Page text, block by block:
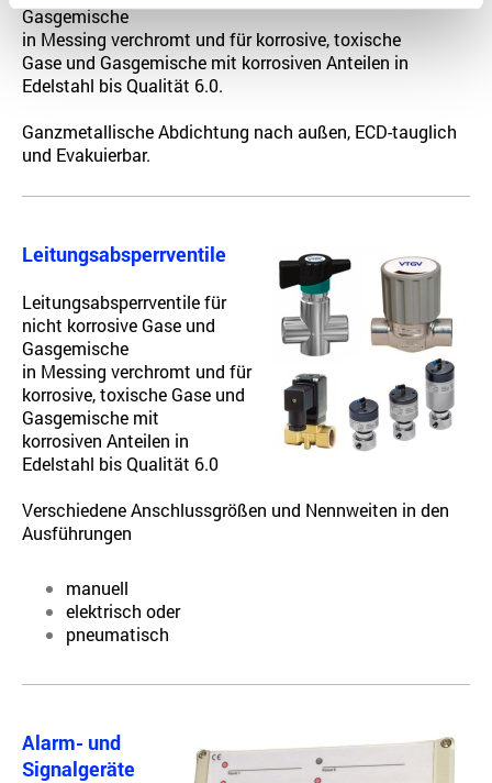
Gasgemische
in Messing verchromt und für korrosive, toxische
Gase und Gasgemische mit korrosiven Anteilen in
Edelstahl bis Qualität 6.0.
Ganzmetallische Abdichtung nach außen, ECD-tauglich
und Evakuierbar.
Leitungsabsperrventile
Leitungsabsperrventile für
nicht korrosive Gase und
Gasgemische
in Messing verchromt und für
korrosive, toxische Gase und
Gasgemische mit
korrosiven Anteilen in
Edelstahl bis Qualität 6.0
Verschiedene Anschlussgrößen und Nennweiten in den
Ausführungen
manuell
elektrisch oder
pneumatisch
Alarm- und
Signalgeräte